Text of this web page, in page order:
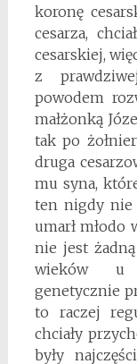
koronę
cesarza,
cesarskiej,
z
powodem
małżonką
tak po
druga
mu syna,
ten nigdy nie
umarł młodo
nie jest
wieków u
genetycznie
to raczej
chciały
były